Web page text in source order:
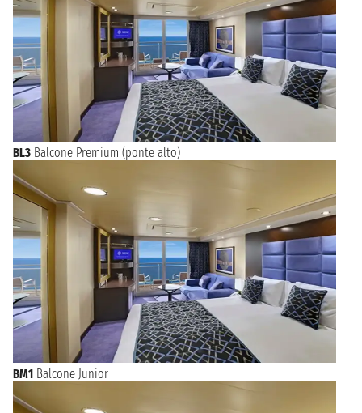
BL3 Balcone Premium (ponte alto)
BM1 Balcone Junior